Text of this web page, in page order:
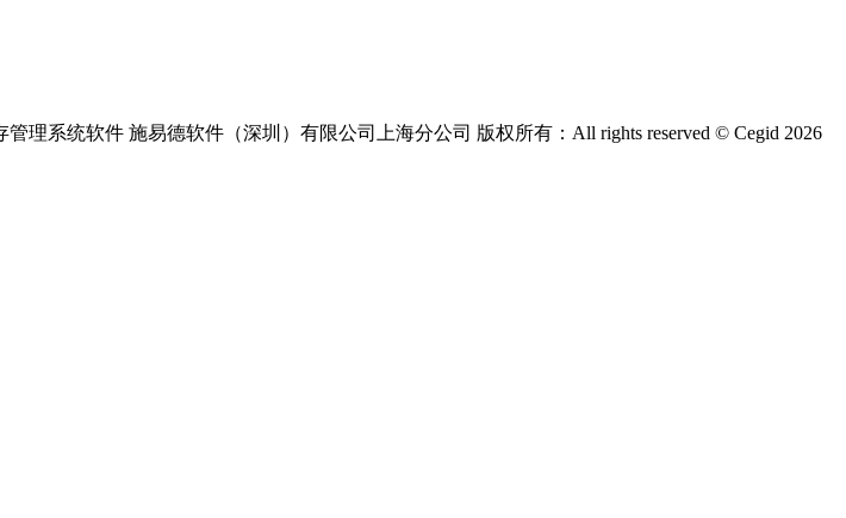
理系统软件 施易德软件（深圳）有限公司上海分公司 版权所有：All rights reserved © Cegid 2026